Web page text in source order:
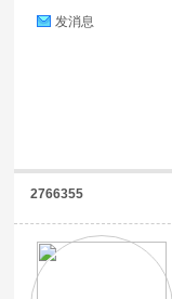
发消息
2766355